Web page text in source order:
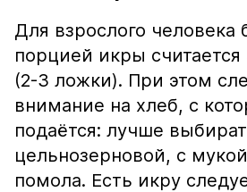
Для взрослого человека
порцией икры
(2-3 ложки). При этом
внимание на хлеб, с
подаётся: лучше
цельнозерновой, с
помола. Есть икру